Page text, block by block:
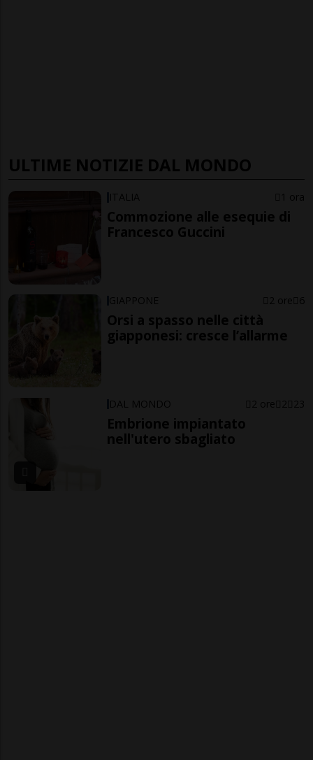
ULTIME NOTIZIE DAL MONDO
ITALIA 1 ora
Commozione alle esequie di
Francesco Guccini
GIAPPONE 2 ore 6
Orsi a spasso nelle città
giapponesi: cresce l’allarme
DAL MONDO 2 ore 2 23
Embrione impiantato
nell'utero sbagliato